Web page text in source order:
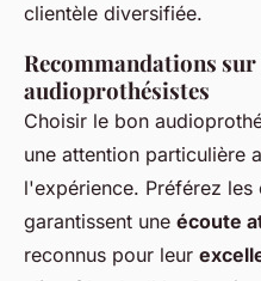
clientèle diversifiée.
Recommandations sur
audioprothésistes
Choisir le bon
une attention particulière
l'expérience. Préférez les
garantissent une écoute
reconnus pour leur